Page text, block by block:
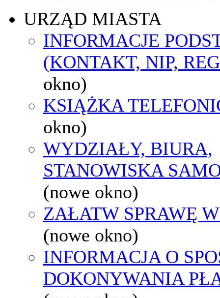
URZĄD MIASTA
INFORMACJE
(KONTAKT, NIP,
okno)
KSIĄŻKA
okno)
WYDZIAŁY, BIURA,
STANOWISKA
(nowe okno)
ZAŁATW SPRAWĘ
(nowe okno)
INFORMACJA O
DOKONYWANIA